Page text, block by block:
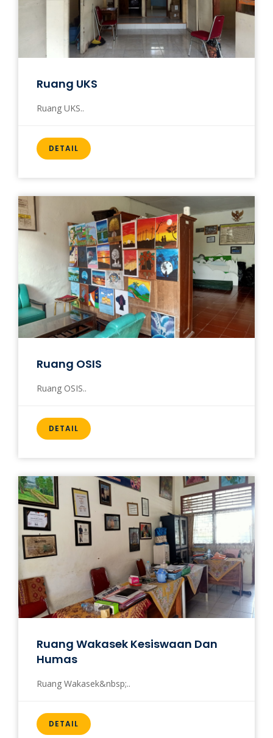
Ruang UKS
Ruang UKS..
DETAIL
Ruang OSIS
Ruang OSIS..
DETAIL
Ruang Wakasek Kesiswaan Dan
Humas
Ruang Wakasek&nbsp;..
DETAIL